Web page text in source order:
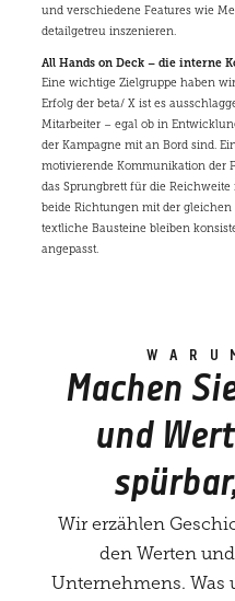
und verschiedene Features wie
detailgetreu inszenieren.
All Hands on Deck – die interne
Eine wichtige Zielgruppe haben
Erfolg der beta/ X ist es
Mitarbeiter – egal ob in
der Kampagne mit an Bord sind.
motivierende Kommunikation der
das Sprungbrett für die
beide Richtungen mit der
textliche Bausteine bleiben
angepasst.
Machen
und
Wir erzählen
den Werten
Unternehmens. Was